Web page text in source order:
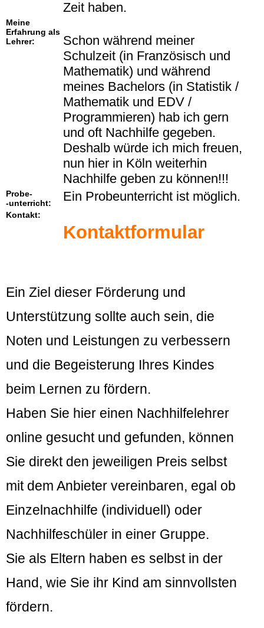
Zeit haben.
Meine
Erfahrung als
Lehrer:
Schon während meiner
Schulzeit (in Französisch und
Mathematik) und während
meines Bachelors (in Statistik /
Mathematik und EDV /
Programmieren) hab ich gern
und oft Nachhilfe gegeben.
Deshalb würde ich mich freuen,
nun hier in Köln weiterhin
Nachhilfe geben zu können!!!
Probe-
-unterricht:
Ein Probeunterricht ist möglich.
Kontakt:
Kontaktformular
Ein Ziel dieser Förderung und
Unterstützung sollte auch sein, die
Noten und Leistungen zu verbessern
und die Begeisterung Ihres Kindes
beim Lernen zu fördern.
Haben Sie hier einen Nachhilfelehrer
online gesucht und gefunden, können
Sie direkt den jeweiligen Preis selbst
mit dem Anbieter vereinbaren, egal ob
Einzelnachhilfe (individuell) oder
Nachhilfeschüler in einer Gruppe.
Sie als Eltern haben es selbst in der
Hand, wie Sie ihr Kind am sinnvollsten
fördern.